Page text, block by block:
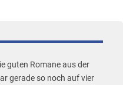
guten Romane aus der
gerade so noch auf vier